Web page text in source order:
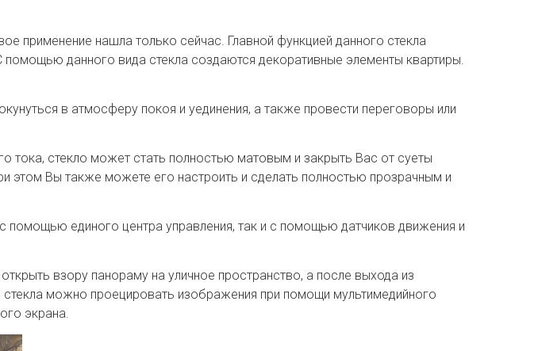
применение нашла только сейчас. Главной функцией данного стекла
помощью данного вида стекла создаются декоративные элементы квартиры.
в атмосферу покоя и уединения, а также провести переговоры или
тока, стекло может стать полностью матовым и закрыть Вас от суеты
этом Вы также можете его настроить и сделать полностью прозрачным и
единого центра управления, так и с помощью датчиков движения и
взору панораму на уличное пространство, а после выхода из
можно проецировать изображения при помощи мультимедийного
экрана.